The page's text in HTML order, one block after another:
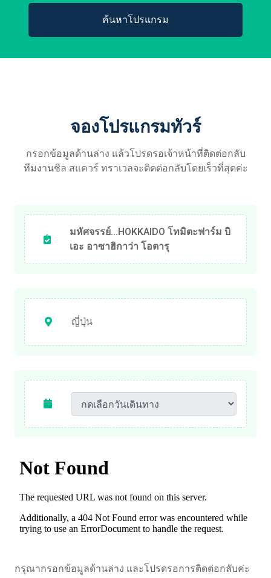
ค้นหาโปรแกรม
จองโปรแกรมทัวร์
กรอกข้อมูลด้านล่าง แล้วโปรดรอเจ้าหน้าที่ติดต่อกลับ
ทีมงานชิล สแควร์ ทราเวลจะติดต่อกลับโดยเร็วที่สุดค่ะ
มหัศจรรย์...HOKKAIDO โทมิตะฟาร์ม บิ
เอะ อาซาฮิกาว่า โอตารุ
ญี่ปุ่น
กรุณากรอกข้อมูลด้านล่าง และโปรดรอการติดต่อกลับค่ะ